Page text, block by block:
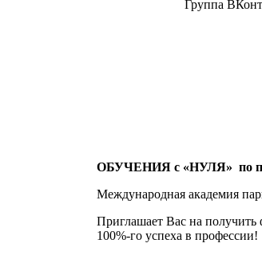
Группа
ОБУЧЕНИЯ с «НУЛЯ» по
Международная академия
Приглашает Вас на получить
100%-го успеха в профессии!